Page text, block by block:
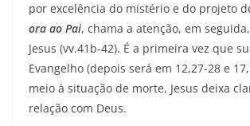
por excelência do mistério e do projeto
ora ao Pai, chama a atenção, em
Jesus (vv.41b-42). É a primeira vez que
Evangelho (depois será em 12,27-28 e
meio à situação de morte, Jesus deixa
relação com Deus.